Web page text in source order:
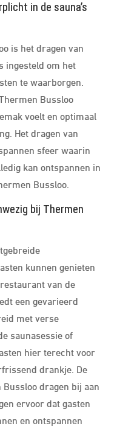
in de sauna’s
is het dragen van
ingesteld om het
te waarborgen.
Bussloo
voelt en optimaal
Het dragen van
sfeer waarin
kan ontspannen in
Bussloo.
bij Thermen
kunnen genieten
van de
een gevarieerd
met verse
saunasessie of
hier terecht voor
drankje. De
dragen bij aan
ervoor dat gasten
en ontspannen